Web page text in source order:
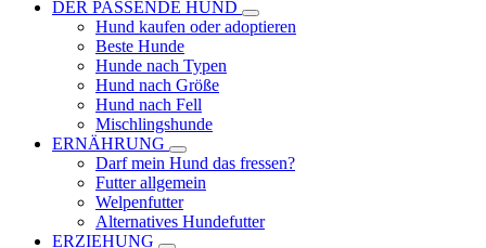
DER PASSENDE HUND
Hund kaufen oder adoptieren
Beste Hunde
Hunde nach Typen
Hund nach Größe
Hund nach Fell
Mischlingshunde
ERNÄHRUNG
Darf mein Hund das fressen?
Futter allgemein
Welpenfutter
Alternatives Hundefutter
ERZIEHUNG